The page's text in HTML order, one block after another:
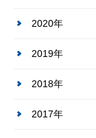
2020年
2019年
2018年
2017年